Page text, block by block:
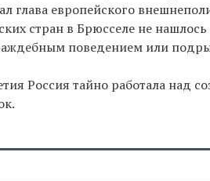
глава европейского
стран в Брюсселе не
поведением или
Россия тайно работала над